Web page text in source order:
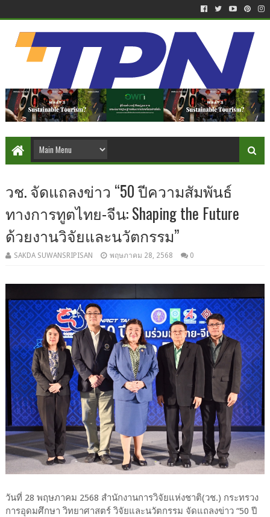
วช. จัดแถลงข่าว “50 ปีความสัมพันธ์
ทางการทูตไทย-จีน: Shaping the Future
ด้วยงานวิจัยและนวัตกรรม”
SAKDA SUWANSRIPISAN พฤษภาคม 28, 2568 0
วันที่ 28 พฤษภาคม 2568 สำนักงานการวิจัยแห่งชาติ(วช.) กระทรวง
การอุดมศึกษา วิทยาศาสตร์ วิจัยและนวัตกรรม จัดแถลงข่าว “50 ปี